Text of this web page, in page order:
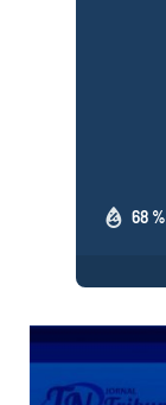
68 %